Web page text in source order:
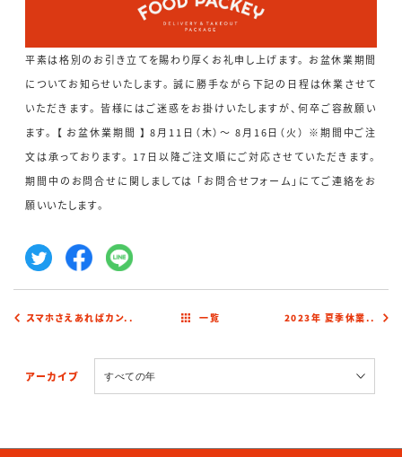
平素は格別のお引き立てを賜わり厚くお礼申し上げます。 お盆休業期間
についてお知らせいたします。 誠に勝手ながら下記の日程は休業させて
いただきます。 皆様にはご迷惑をお掛けいたしますが、何卒ご容赦願い
ます。 【 お盆休業期間 】 8月11日（木）～ 8月16日（火） ※期間中ご注
文は承っております。 17日以降ご注文順にご対応させていただきます。
期間中のお問合せに関しましては 「お問合せフォーム」にてご連絡をお
願いいたします。
スマホさえあればカン.. 一覧 2023年 夏季休業..
アーカイブ